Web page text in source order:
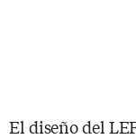
El diseño del